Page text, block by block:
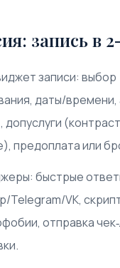
запись в
записи: выбор
даты/времени,
допуслуги
предоплата или
быстрые
Telegram/VK,
отправка